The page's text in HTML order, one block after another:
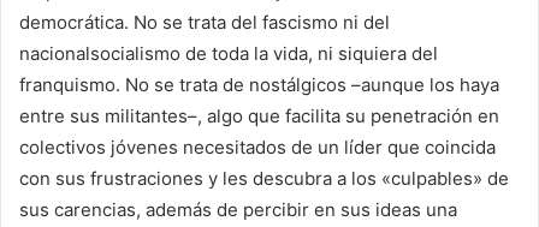
democrática. No se trata del fascismo ni del
nacionalsocialismo de toda la vida, ni siquiera del
franquismo. No se trata de nostálgicos –aunque los haya
entre sus militantes–, algo que facilita su penetración en
colectivos jóvenes necesitados de un líder que coincida
con sus frustraciones y les descubra a los «culpables» de
sus carencias, además de percibir en sus ideas una